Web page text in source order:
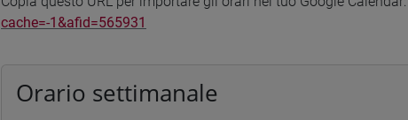
cache=-1&afid=565931
Orario settimanale